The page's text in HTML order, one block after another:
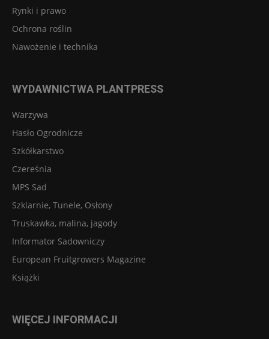
Rynki i prawo
Ochrona roślin
Nawożenie i technika
WYDAWNICTWA PLANTPRESS
Warzywa
Hasło Ogrodnicze
Szkółkarstwo
Czereśnia
MPS Sad
Szklarnie, Tunele, Osłony
Truskawka, malina, jagody
Informator Sadowniczy
European Fruitgrowers Magazine
Książki
WIĘCEJ INFORMACJI